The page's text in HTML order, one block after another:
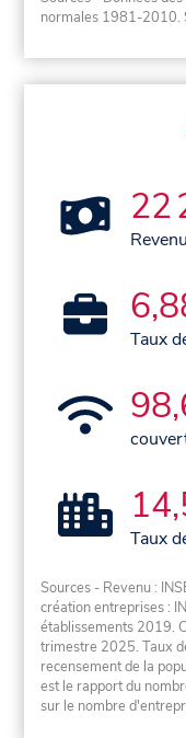
normales 1981-2010.
22
Taux
Taux
Sources - Revenu :
création entreprises :
établissements 2019.
trimestre 2025. Taux
recensement de la
est le rapport du
sur le nombre